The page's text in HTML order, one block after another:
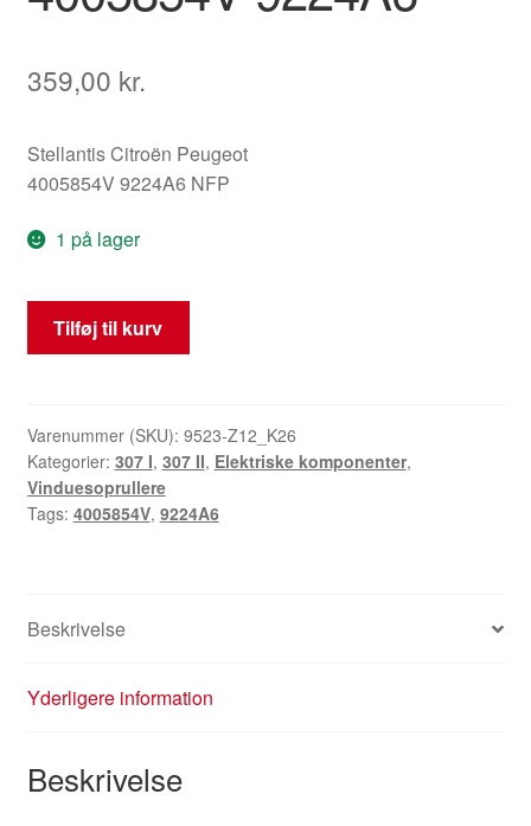
359,00 kr.
Stellantis Citroën Peugeot
4005854V 9224A6 NFP
1 på lager
Vinduesregulator
4005854V
9224A6
antal
Tilføj til kurv
Varenummer (SKU): 9523-Z12_K26
Kategorier: 307 I, 307 II, Elektriske komponenter,
Vinduesoprullere
Tags: 4005854V, 9224A6
Beskrivelse
Yderligere information
Beskrivelse